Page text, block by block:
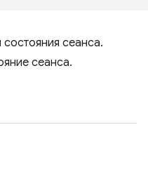
сеанса.
сеанса.